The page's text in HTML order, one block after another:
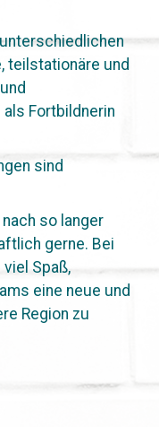
teilstationäre und
Fortbildnerin
sind
so langer
gerne. Bei
Spaß,
eine neue und
Region zu